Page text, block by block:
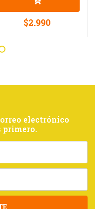
$2.990
electrónico
primero.